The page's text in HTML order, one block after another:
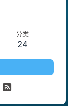
分类
24